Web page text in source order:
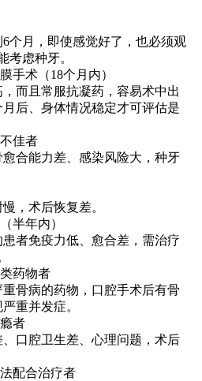
月，即使感觉好了，也必须观
考虑种牙。
术（18个月内）
且常服抗凝药，容易术中出
后、身体情况稳定才可评估是
佳者
合能力差、感染风险大，种牙
术后恢复差。
年内）
免疫力低、愈合差，需治疗
药物者
病的药物，口腔手术后有骨
重并发症。
者
口腔卫生差、心理问题，术后
配合治疗者